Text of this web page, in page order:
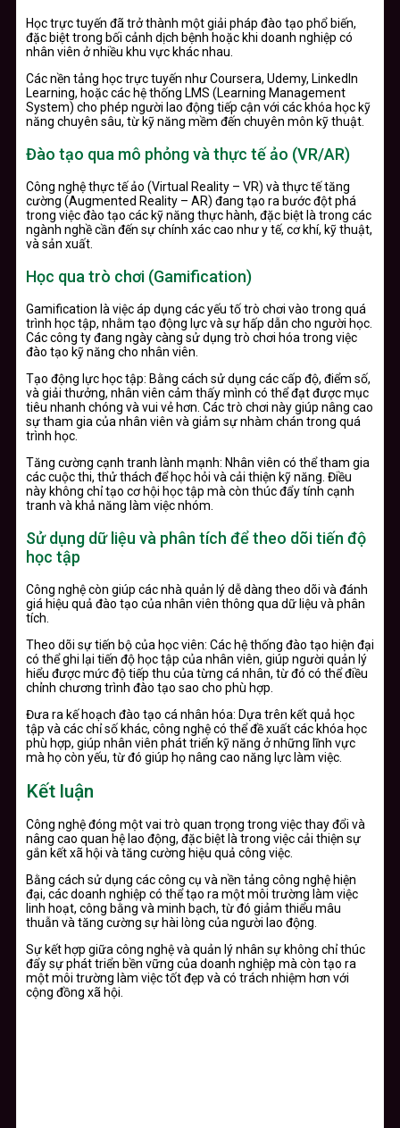
Học trực tuyến đã trở thành một giải pháp đào tạo phổ biến,
đặc biệt trong bối cảnh dịch bệnh hoặc khi doanh nghiệp có
nhân viên ở nhiều khu vực khác nhau.
Các nền tảng học trực tuyến như Coursera, Udemy, LinkedIn
Learning, hoặc các hệ thống LMS (Learning Management
System) cho phép người lao động tiếp cận với các khóa học kỹ
năng chuyên sâu, từ kỹ năng mềm đến chuyên môn kỹ thuật.
Đào tạo qua mô phỏng và thực tế ảo (VR/AR)
Công nghệ thực tế ảo (Virtual Reality – VR) và thực tế tăng
cường (Augmented Reality – AR) đang tạo ra bước đột phá
trong việc đào tạo các kỹ năng thực hành, đặc biệt là trong các
ngành nghề cần đến sự chính xác cao như y tế, cơ khí, kỹ thuật,
và sản xuất.
Học qua trò chơi (Gamification)
Gamification là việc áp dụng các yếu tố trò chơi vào trong quá
trình học tập, nhằm tạo động lực và sự hấp dẫn cho người học.
Các công ty đang ngày càng sử dụng trò chơi hóa trong việc
đào tạo kỹ năng cho nhân viên.
Tạo động lực học tập: Bằng cách sử dụng các cấp độ, điểm số,
và giải thưởng, nhân viên cảm thấy mình có thể đạt được mục
tiêu nhanh chóng và vui vẻ hơn. Các trò chơi này giúp nâng cao
sự tham gia của nhân viên và giảm sự nhàm chán trong quá
trình học.
Tăng cường cạnh tranh lành mạnh: Nhân viên có thể tham gia
các cuộc thi, thử thách để học hỏi và cải thiện kỹ năng. Điều
này không chỉ tạo cơ hội học tập mà còn thúc đẩy tính cạnh
tranh và khả năng làm việc nhóm.
Sử dụng dữ liệu và phân tích để theo dõi tiến độ
học tập
Công nghệ còn giúp các nhà quản lý dễ dàng theo dõi và đánh
giá hiệu quả đào tạo của nhân viên thông qua dữ liệu và phân
tích.
Theo dõi sự tiến bộ của học viên: Các hệ thống đào tạo hiện đại
có thể ghi lại tiến độ học tập của nhân viên, giúp người quản lý
hiểu được mức độ tiếp thu của từng cá nhân, từ đó có thể điều
chỉnh chương trình đào tạo sao cho phù hợp.
Đưa ra kế hoạch đào tạo cá nhân hóa: Dựa trên kết quả học
tập và các chỉ số khác, công nghệ có thể đề xuất các khóa học
phù hợp, giúp nhân viên phát triển kỹ năng ở những lĩnh vực
mà họ còn yếu, từ đó giúp họ nâng cao năng lực làm việc.
Kết luận
Công nghệ đóng một vai trò quan trọng trong việc thay đổi và
nâng cao quan hệ lao động, đặc biệt là trong việc cải thiện sự
gắn kết xã hội và tăng cường hiệu quả công việc.
Bằng cách sử dụng các công cụ và nền tảng công nghệ hiện
đại, các doanh nghiệp có thể tạo ra một môi trường làm việc
linh hoạt, công bằng và minh bạch, từ đó giảm thiểu mâu
thuẫn và tăng cường sự hài lòng của người lao động.
Sự kết hợp giữa công nghệ và quản lý nhân sự không chỉ thúc
đẩy sự phát triển bền vững của doanh nghiệp mà còn tạo ra
một môi trường làm việc tốt đẹp và có trách nhiệm hơn với
cộng đồng xã hội.